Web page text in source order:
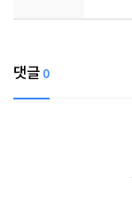
댓글 0